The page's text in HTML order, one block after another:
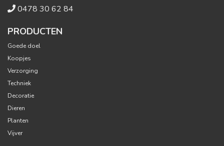
0478 30 62 84
PRODUCTEN
Goede doel
Koopjes
Verzorging
Techniek
Decoratie
Dieren
Planten
Vijver